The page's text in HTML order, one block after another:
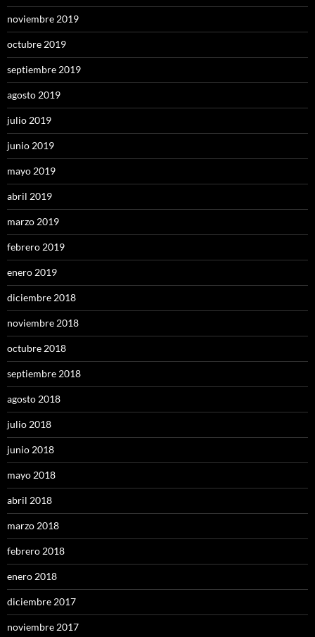
noviembre 2019
octubre 2019
septiembre 2019
agosto 2019
julio 2019
junio 2019
mayo 2019
abril 2019
marzo 2019
febrero 2019
enero 2019
diciembre 2018
noviembre 2018
octubre 2018
septiembre 2018
agosto 2018
julio 2018
junio 2018
mayo 2018
abril 2018
marzo 2018
febrero 2018
enero 2018
diciembre 2017
noviembre 2017